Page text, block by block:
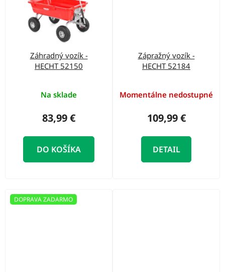
Záhradný vozík -
HECHT 52150
Na sklade
83,99 €
DO KOŠÍKA
Zápražný vozík -
HECHT 52184
Momentálne nedostupné
109,99 €
DETAIL
DOPRAVA ZADARMO